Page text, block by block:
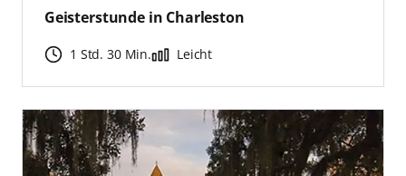
Geisterstunde in Charleston
1 Std. 30 Min. Leicht